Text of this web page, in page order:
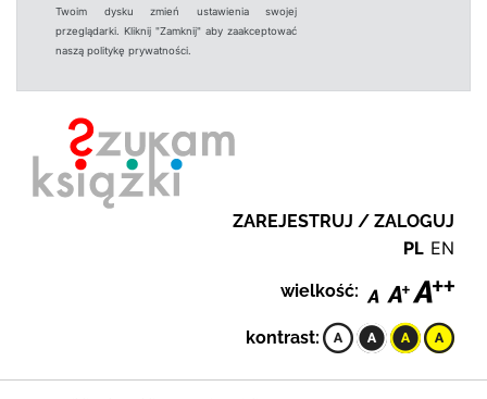
Twoim dysku zmień ustawienia swojej
przeglądarki. Kliknij "Zamknij" aby zaakceptować
naszą politykę prywatności.
ZAREJESTRUJ / ZALOGUJ
PL EN
wielkość:
kontrast: